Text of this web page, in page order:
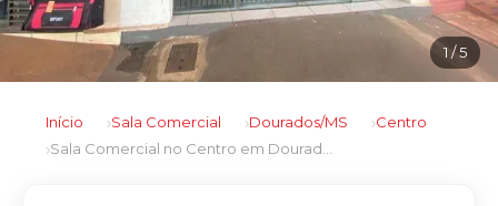
1/ 5
Início Sala Comercial Dourados/MS
Centro